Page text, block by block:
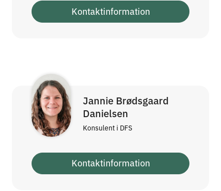
Kontaktinformation
Jannie Brødsgaard
Danielsen
Konsulent i DFS
Kontaktinformation